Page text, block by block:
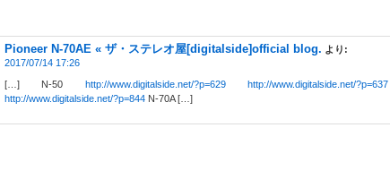
Pioneer N-70AE « ザ・ステレオ屋[digitalside]official blog. より:
2017/07/14 17:26
[…] N-50 http://www.digitalside.net/?p=629
http://www.digitalside.net/?p=637
http://www.digitalside.net/?p=844 N-70A […]